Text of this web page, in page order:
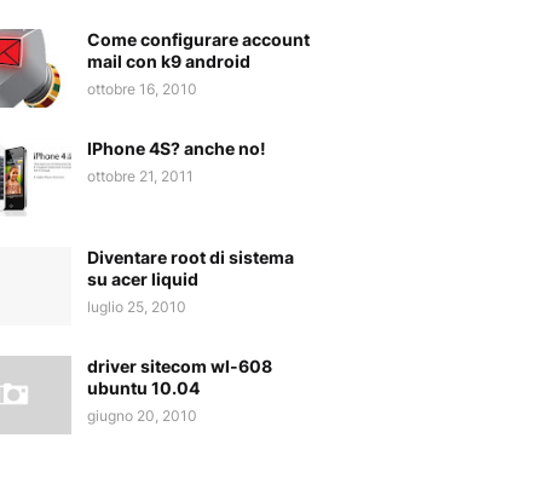
Come configurare account
mail con k9 android
ottobre 16, 2010
IPhone 4S? anche no!
ottobre 21, 2011
Diventare root di sistema
su acer liquid
luglio 25, 2010
driver sitecom wl-608
ubuntu 10.04
giugno 20, 2010